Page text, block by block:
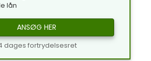
lån
ANSØG HER
dages fortrydelsesret